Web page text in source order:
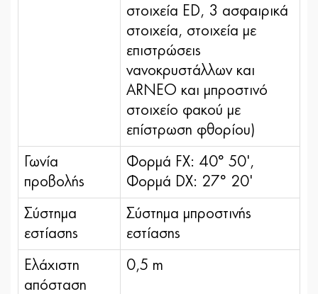
στοιχεία ED, 3 ασφαιρικά
στοιχεία, στοιχεία με
επιστρώσεις
νανοκρυστάλλων και
ARNEO και μπροστινό
στοιχείο φακού με
επίστρωση φθορίου)
Γωνία
προβολής
Φορμά FX: 40° 50',
Φορμά DX: 27° 20'
Σύστημα
εστίασης
Σύστημα μπροστινής
εστίασης
Ελάχιστη
απόσταση
0,5 m